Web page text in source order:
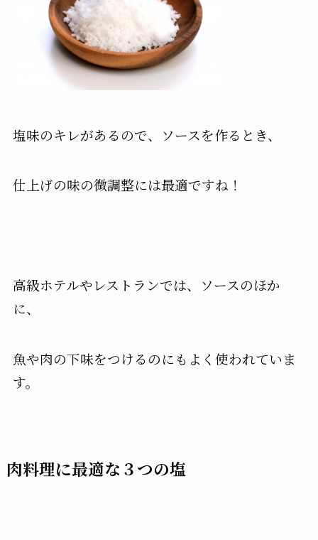
塩味のキレがあるので、ソースを作るとき、
仕上げの味の微調整には最適ですね！
高級ホテルやレストランでは、ソースのほか
に、
魚や肉の下味をつけるのにもよく使われていま
す。
肉料理に最適な３つの塩